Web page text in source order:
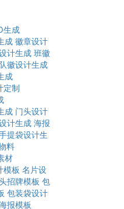
生成
成 徽章设计
计生成 班徽
队徽设计生成
成
定制
成 门头设计
计生成 海报
提袋设计生
料
材
模板 名片设
招牌模板 包
包装袋设计
报模板